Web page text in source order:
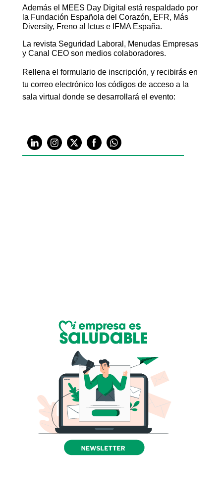
Además el MEES Day Digital está respaldado por
la Fundación Española del Corazón, EFR, Más
Diversity, Freno al Ictus e IFMA España.
La revista Seguridad Laboral, Menudas Empresas
y Canal CEO son medios colaboradores.
Rellena el formulario de inscripción, y recibirás en
tu correo electrónico los códigos de acceso a la
sala virtual donde se desarrollará el evento: